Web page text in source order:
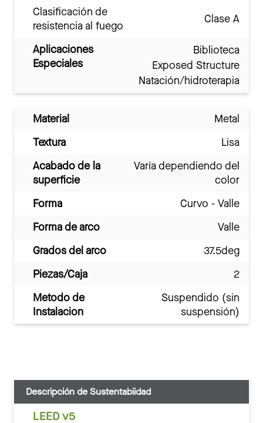
Clasificación de
resistencia al fuego
Clase A
Aplicaciones
Especiales
Biblioteca
Exposed Structure
Natación/hidroterapia
Material
Metal
Textura
Lisa
Acabado de la
superficie
Varía dependiendo del
color
Forma
Curvo - Valle
Forma de arco
Valle
Grados del arco
37.5deg
Piezas/Caja
2
Metodo de
Instalacion
Suspendido (sin
suspensión)
Descripción de Sustentabiidad
LEED v5